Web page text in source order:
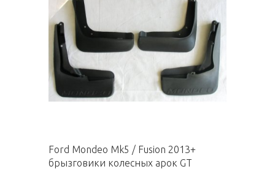
Ford Mondeo Mk5 / Fusion 2013+
брызговики колесных арок GT